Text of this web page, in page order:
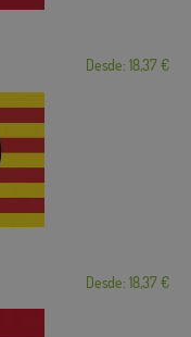
Desde: 18,37 €
Desde: 18,37 €